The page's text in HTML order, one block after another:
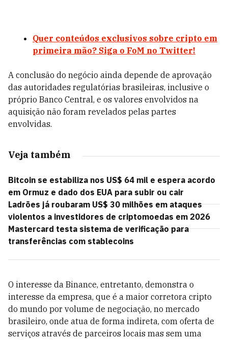
Quer conteúdos exclusivos sobre cripto em
primeira mão? Siga o FoM no Twitter!
A conclusão do negócio ainda depende de aprovação
das autoridades regulatórias brasileiras, inclusive o
próprio Banco Central, e os valores envolvidos na
aquisição não foram revelados pelas partes
envolvidas.
Veja também
Bitcoin se estabiliza nos US$ 64 mil e espera acordo
em Ormuz e dado dos EUA para subir ou cair
Ladrões já roubaram US$ 30 milhões em ataques
violentos a investidores de criptomoedas em 2026
Mastercard testa sistema de verificação para
transferências com stablecoins
O interesse da Binance, entretanto, demonstra o
interesse da empresa, que é a maior corretora cripto
do mundo por volume de negociação, no mercado
brasileiro, onde atua de forma indireta, com oferta de
serviços através de parceiros locais mas sem uma